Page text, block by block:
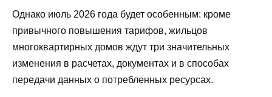
Однако июль 2026 года будет особенным: кроме
привычного повышения тарифов, жильцов
многоквартирных домов ждут три значительных
изменения в расчетах, документах и в способах
передачи данных о потребленных ресурсах.